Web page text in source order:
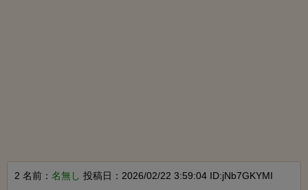
2 名前： 名無し 投稿日：2026/02/22 3:59:04 ID:jNb7GKYMI